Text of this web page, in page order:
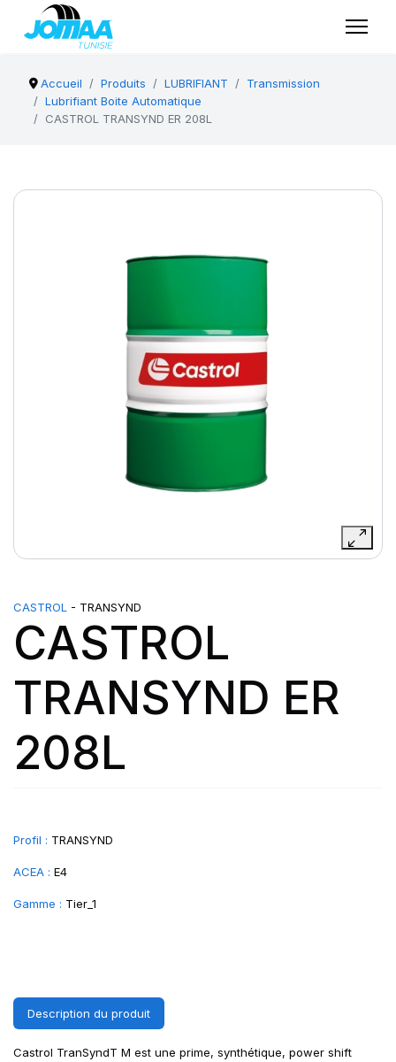
Accueil Produits LUBRIFIANT
Transmission
Lubrifiant Boite Automatique
CASTROL TRANSYND ER 208L
CASTROL - TRANSYND
CASTROL
TRANSYND ER
208L
Profil : TRANSYND
ACEA : E4
Gamme : Tier_1
Description du produit
Castrol TranSyndT M est une prime, synthétique, power shift